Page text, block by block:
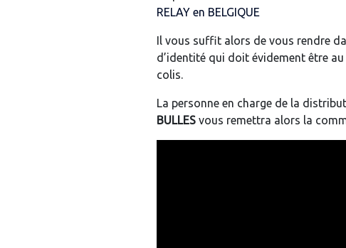
RELAY en BELGIQUE
Il vous suffit alors de vous rendre
d’identité qui doit évidement être
colis.
La personne en charge de la
BULLES vous remettra alors la